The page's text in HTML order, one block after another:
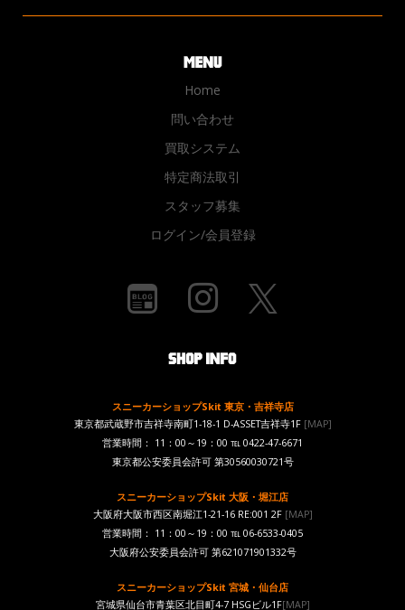
Home
問い合わせ
買取システム
特定商法取引
スタッフ募集
ログイン/会員登録
スニーカーショップSkit 東京・吉祥寺店
東京都武蔵野市吉祥寺南町1-18-1 D-ASSET吉祥寺1F [MAP]
営業時間： 11：00～19：00 ℡ 0422-47-6671
東京都公安委員会許可 第30560030721号
スニーカーショップSkit 大阪・堀江店
大阪府大阪市西区南堀江1-21-16 RE:001 2F[MAP]
営業時間： 11：00～19：00 ℡ 06-6533-0405
大阪府公安委員会許可 第621071901332号
スニーカーショップSkit 宮城・仙台店
宮城県仙台市青葉区北目町4-7 HSGビル1F[MAP]